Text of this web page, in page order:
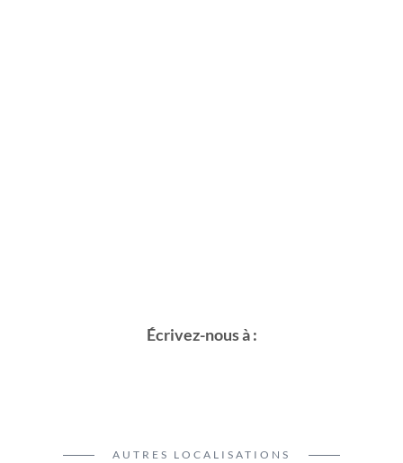
Écrivez-nous à :
AUTRES LOCALISATIONS